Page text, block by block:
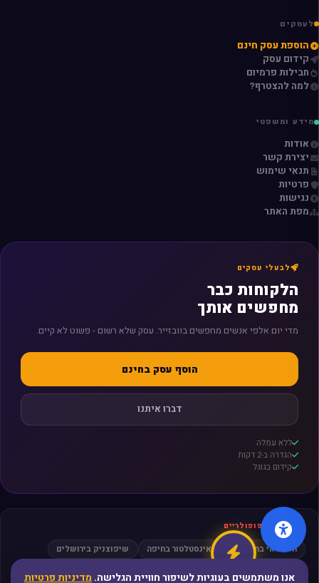
לעסקים
הוספת עסק חינם
קידום עסק
חבילות פרמיום
למה להצטרף?
מידע ומשפטי
אודות
יצירת קשר
תנאי שימוש
פרטיות
נגישות
מפת האתר
לבעלי עסקים
הלקוחות כבר
מחפשים אותך
מדי יום אלפי אנשים מחפשים בוובזייר. עסק שלא רשום - פשוט לא קיים.
הוסף עסק בחינם
דברו איתנו
ללא עמלה
הגדרה ב-2 דקות
קידום בגוגל
חיפושים פופולריים
חשמלאי בתל אביב אינסטלטור בחיפה
שיפוצניק בירושלים
אנו משתמשים בעוגיות לשיפור חוויית הגלישה. מדיניות פרטיות